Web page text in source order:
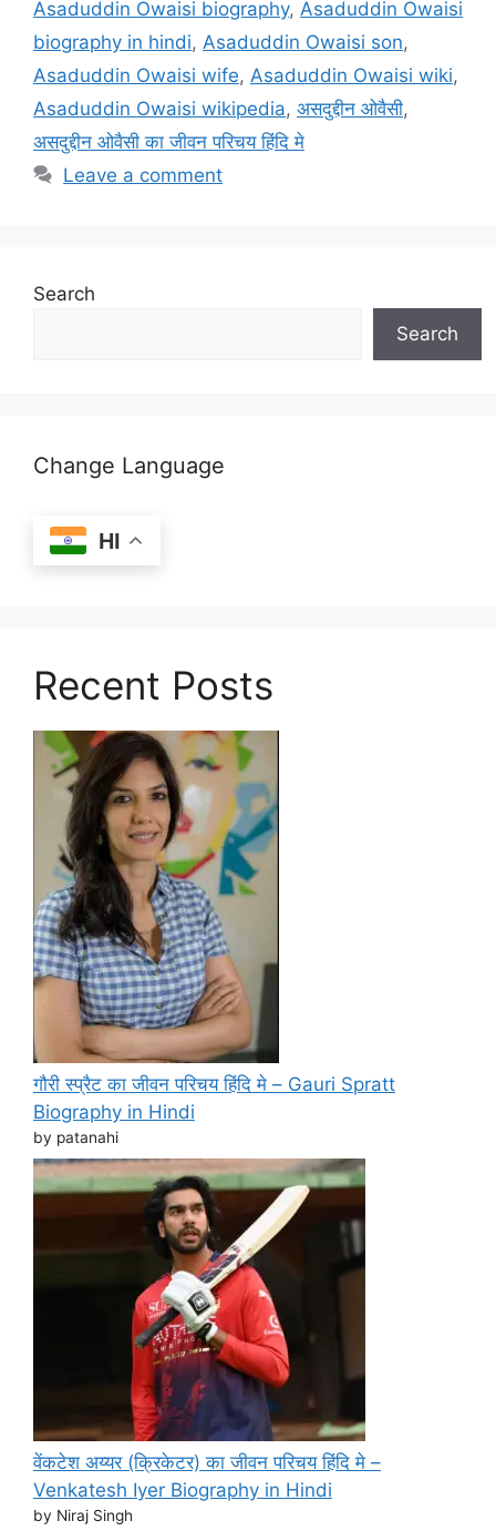
Asaduddin Owaisi biography, Asaduddin Owaisi
biography in hindi, Asaduddin Owaisi son,
Asaduddin Owaisi wife, Asaduddin Owaisi wiki,
Asaduddin Owaisi wikipedia, असदुद्दीन ओवैसी,
असदुद्दीन ओवैसी का जीवन परिचय हिंदि मे
Leave a comment
Search
Search
Change Language
HI
Recent Posts
गौरी स्प्रैट का जीवन परिचय हिंदि मे – Gauri Spratt
Biography in Hindi
by patanahi
वेंकटेश अय्यर (क्रिकेटर) का जीवन परिचय हिंदि मे –
Venkatesh Iyer Biography in Hindi
by Niraj Singh